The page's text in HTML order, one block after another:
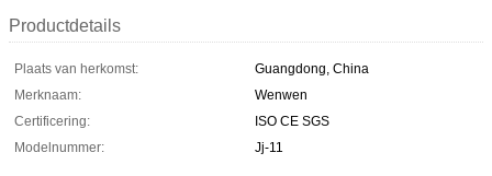
Productdetails
Plaats van herkomst:
Guangdong, China
Merknaam:
Wenwen
Certificering:
ISO CE SGS
Modelnummer:
Jj-11